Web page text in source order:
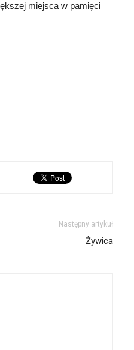
miejsca w pamięci
Następny artykuł
Żywica